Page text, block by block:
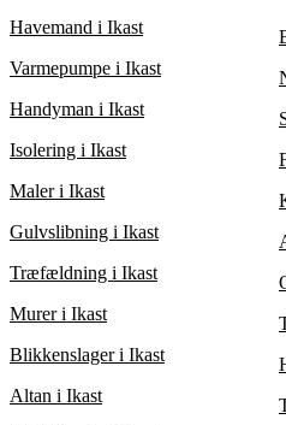
passende løsning til din opgave.
sikrer, at du får den bedste
uanset om opgaven er lille eller
Havemand i Ikast
Varmepumpe i Ikast
Handyman i Ikast
Isolering i Ikast
Maler i Ikast
Gulvslibning i Ikast
Træfældning i Ikast
Murer i Ikast
Blikkenslager i Ikast
Altan i Ikast